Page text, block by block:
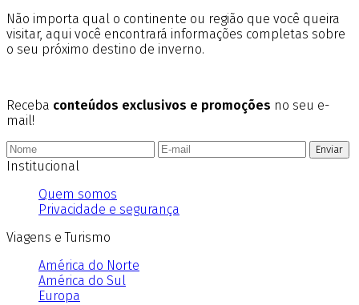
Não importa qual o continente ou região que você queira
visitar, aqui você encontrará informações completas sobre
o seu próximo destino de inverno.
Receba conteúdos exclusivos e promoções no seu e-
mail!
Enviar
Institucional
Quem somos
Privacidade e segurança
Viagens e Turismo
América do Norte
América do Sul
Europa